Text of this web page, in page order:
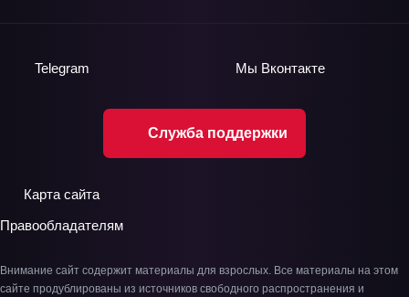
Служба поддержки
Telegram Мы Вконтакте
Карта сайта
Правообладателям
Внимание сайт содержит материалы для взрослых. Все материалы на этом
сайте продублированы из источников свободного распространения и